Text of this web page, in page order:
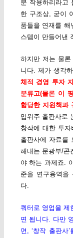
분 작용하리라고
한 구조상, 굳이
품들을 연재를
스템이 만들어낸
하지만 저는 물
니다. 제가 생각
체적 경영 투자
분류고(물론 이
합당한 지원책과
입위주 출판사로
창작에 대한 투
출판사에 자료를
해내는 문광부/콘
야 하는 과제죠.
준을 연구용역을
다.
쿼터로 영업을 제
면 됩니다. 다만
면, ‘창작 출판사